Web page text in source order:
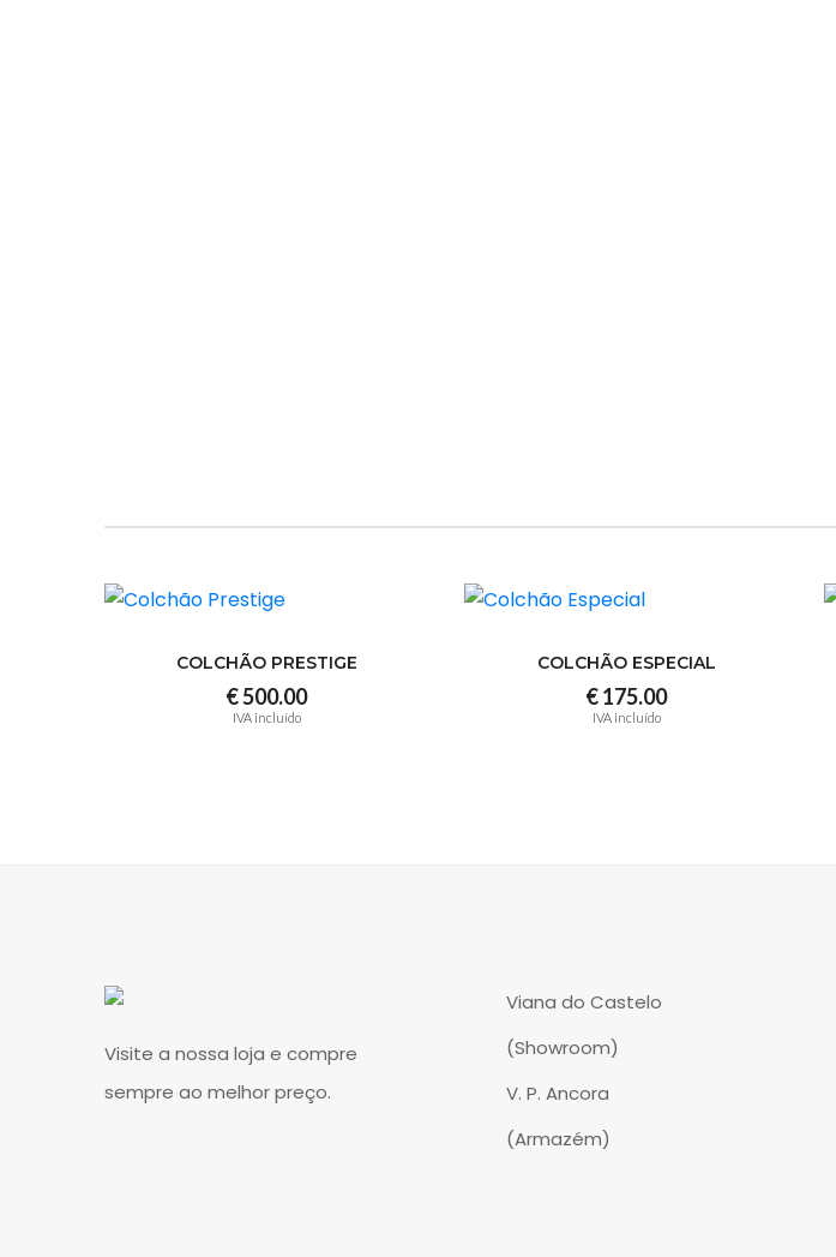
COLCHÃO PRESTIGE
€ 500.00
IVA incluído
COLCHÃO ESPECIAL
€ 175.00
IVA incluído
Visite a nossa loja e compre
sempre ao melhor preço.
Viana do Castelo
(Showroom)
V. P. Ancora
(Armazém)